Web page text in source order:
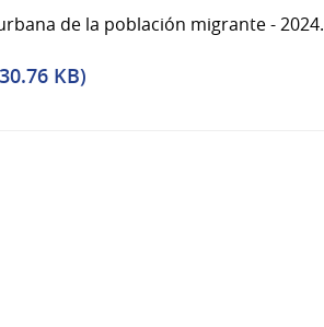
de la población migrante - 2024.
KB)